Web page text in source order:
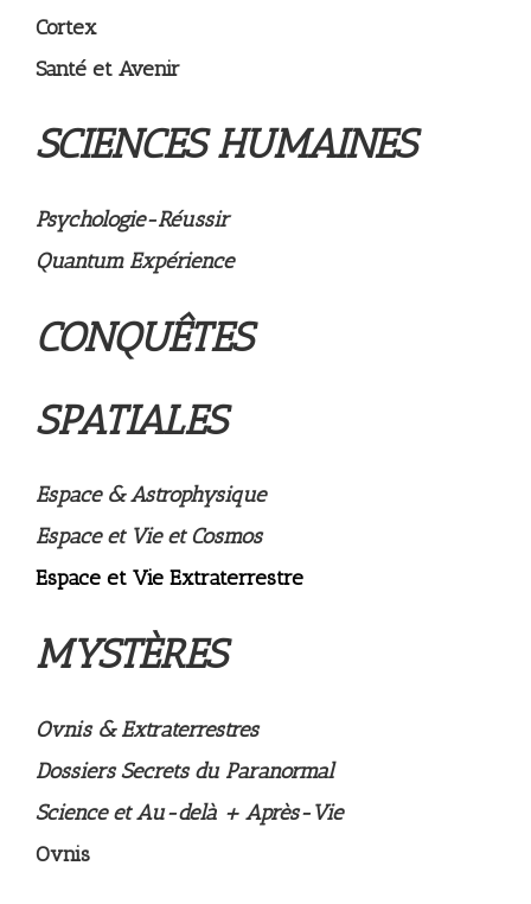
Cortex
Santé et Avenir
SCIENCES HUMAINES
Psychologie-Réussir
Quantum Expérience
CONQUÊTES
SPATIALES
Espace & Astrophysique
Espace et Vie et Cosmos
Espace et Vie Extraterrestre
MYSTÈRES
Ovnis & Extraterrestres
Dossiers Secrets du Paranormal
Science et Au-delà + Après-Vie
Ovnis